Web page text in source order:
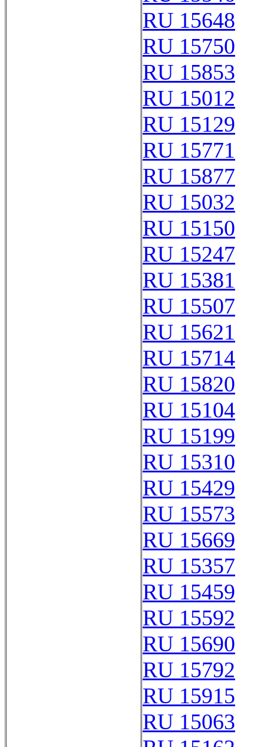
RU 15648
RU 15750
RU 15853
RU 15012
RU 15129
RU 15771
RU 15877
RU 15032
RU 15150
RU 15247
RU 15381
RU 15507
RU 15621
RU 15714
RU 15820
RU 15104
RU 15199
RU 15310
RU 15429
RU 15573
RU 15669
RU 15357
RU 15459
RU 15592
RU 15690
RU 15792
RU 15915
RU 15063